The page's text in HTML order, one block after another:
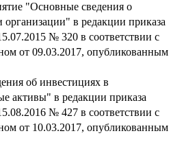
"Основные сведения о
организации" в редакции приказа
№ 320 в соответствии с
от 09.03.2017, опубликованным
об инвестициях в
активы" в редакции приказа
№ 427 в соответствии с
от 10.03.2017, опубликованным